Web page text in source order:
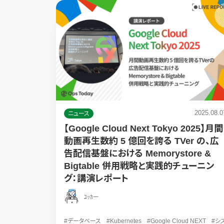
ニュース
【Google Cloud Next Tokyo 2025】月間
動画再生数約 5 億回を誇る TVer の、広
告配信基盤における Memorystore &
Bigtable 併用戦略と実践的チューニン
グ：講演レポート
ﾕｯｶー
#データベース #Kubernetes #Google Cloud NEXT #シ